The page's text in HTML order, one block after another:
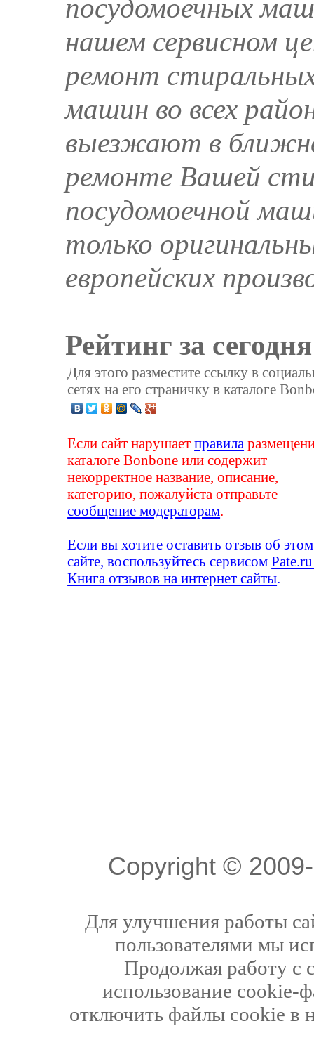
посудомоечных
нашем сервисном
ремонт
машин во всех
выезжают в
ремонте Вашей
посудомоечной
только
европейских
Рейтинг за
Для этого разместите ссылку в
сетях на его страничку в каталоге
Если сайт нарушаетправила
каталоге Bonbone или содержит
некорректное название, описание,
категорию, пожалуйста отправьте
сообщение модераторам
Если вы хотите оставить отзыв об этом
сайте, воспользуйтесь сервисом
Книга отзывов на интернет сайты
Copyright ©
Для улучшения работы
пользователями мы
Продолжая работу с
использование cookie-
отключить файлы cookie в